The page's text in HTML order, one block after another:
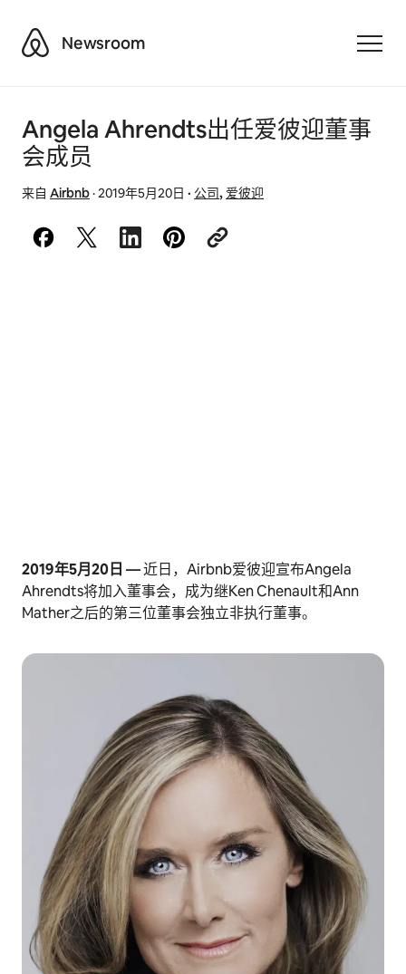
AirbnbNewsroom
Angela Ahrendts出任爱彼迎董事
会成员
来自 Airbnb·2019年5月20日 · 公司, 爱彼迎
2019年5月20日 —近日，Airbnb爱彼迎宣布Angela
Ahrendts将加入董事会，成为继Ken Chenault和Ann
Mather之后的第三位董事会独立非执行董事。